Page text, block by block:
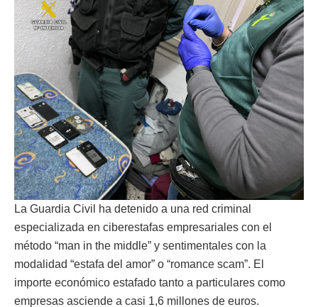
La Guardia Civil ha detenido a una red criminal
especializada en ciberestafas empresariales con el
método “man in the middle” y sentimentales con la
modalidad “estafa del amor” o “romance scam”. El
importe económico estafado tanto a particulares como
empresas asciende a casi 1,6 millones de euros.